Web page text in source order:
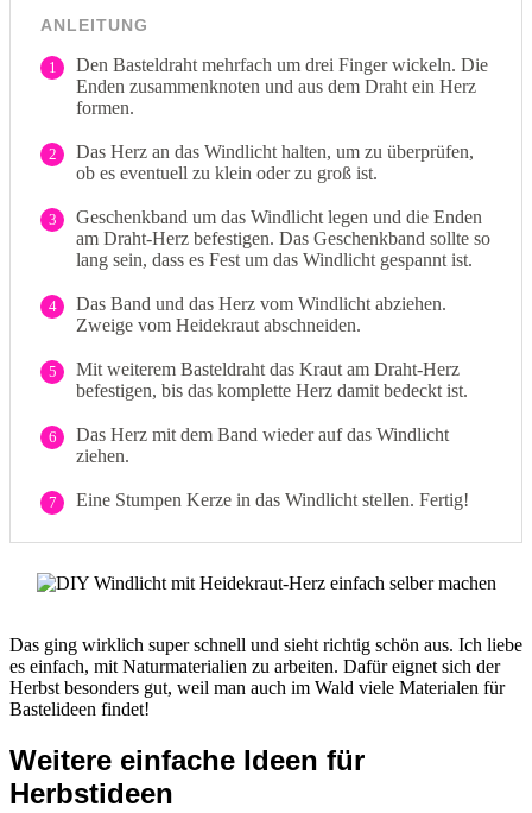
ANLEITUNG
1
Den Basteldraht mehrfach um drei Finger wickeln. Die
Enden zusammenknoten und aus dem Draht ein Herz
formen.
2
Das Herz an das Windlicht halten, um zu überprüfen,
ob es eventuell zu klein oder zu groß ist.
3
Geschenkband um das Windlicht legen und die Enden
am Draht-Herz befestigen. Das Geschenkband sollte so
lang sein, dass es Fest um das Windlicht gespannt ist.
4
Das Band und das Herz vom Windlicht abziehen.
Zweige vom Heidekraut abschneiden.
5
Mit weiterem Basteldraht das Kraut am Draht-Herz
befestigen, bis das komplette Herz damit bedeckt ist.
6
Das Herz mit dem Band wieder auf das Windlicht
ziehen.
7 Eine Stumpen Kerze in das Windlicht stellen. Fertig!
Das ging wirklich super schnell und sieht richtig schön aus. Ich liebe
es einfach, mit Naturmaterialien zu arbeiten. Dafür eignet sich der
Herbst besonders gut, weil man auch im Wald viele Materialen für
Bastelideen findet!
Weitere einfache Ideen für
Herbstideen